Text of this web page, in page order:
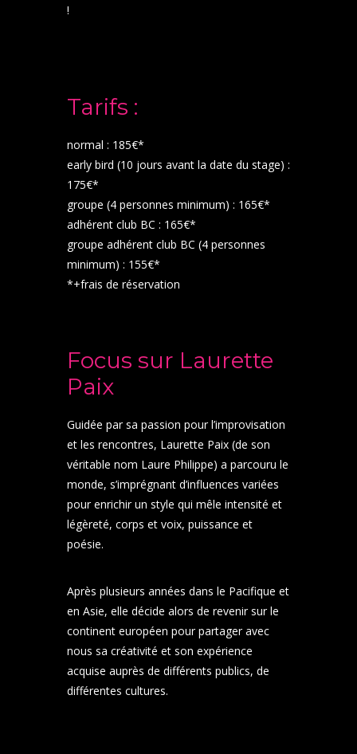
!
Tarifs :
normal : 185€*
early bird (10 jours avant la date du stage) :
175€*
groupe (4 personnes minimum) : 165€*
adhérent club BC : 165€*
groupe adhérent club BC (4 personnes
minimum) : 155€*
*+frais de réservation
Focus sur Laurette
Paix
Guidée par sa passion pour l’improvisation
et les rencontres, Laurette Paix (de son
véritable nom Laure Philippe) a parcouru le
monde, s’imprégnant d’influences variées
pour enrichir un style qui mêle intensité et
légèreté, corps et voix, puissance et
poésie.
Après plusieurs années dans le Pacifique et
en Asie, elle décide alors de revenir sur le
continent européen pour partager avec
nous sa créativité et son expérience
acquise auprès de différents publics, de
différentes cultures.